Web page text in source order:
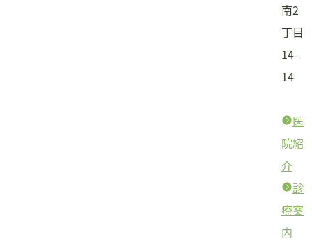
南2
丁目
14-
14
医
院紹
介
診
療案
内